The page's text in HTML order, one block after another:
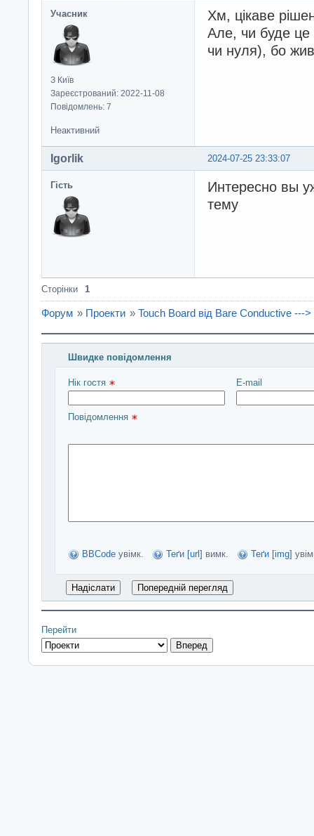
Учасник
З Київ
Зареєстрований: 2022-11-08
Повідомлень: 7
Хм, цікаве
Але, чи буде це
чи нуля), бо
Неактивний
2024-07-25 23:33:07
Igorlik
Гість
Интересно вы
тему
Сторінки 1
Форум » Проекти » Touch Board від Bare Conductive --->
Швидке повідомлення
Введіть повідомлення і натисніть Надіслати
Нік гостя E-mail
Повідомлення
BBCode увімк. Теґи [url] вимк. Теґи [img]
Перейти